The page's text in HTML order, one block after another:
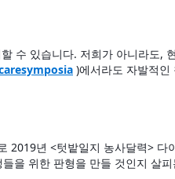
)에서라도 자발적
2019년 <텃밭일지 농사달력>
을 위한 판형을 만들 것인지 살